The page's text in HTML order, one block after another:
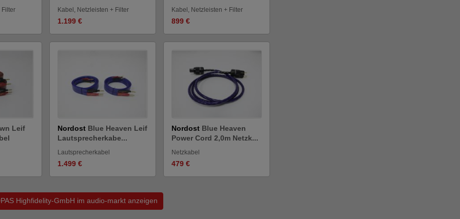
Filter Kabel, Netzleisten + Filter
1.199 €
Kabel, Netzleisten + Filter
899 €
Leif
Nordost Blue Heaven Leif
Lautsprecherkabe...
Lautsprecherkabel
1.499 €
Nordost Blue Heaven
Power Cord 2,0m Netzk...
Netzkabel
479 €
Highfidelity-GmbH im audio-markt anzeigen